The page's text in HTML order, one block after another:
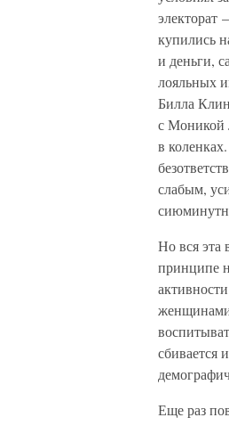
купились
и деньги,
лояльных
Билла
с Моникой
в
слабым,
Но вся эта
принципе
женщинами
сбивается
Еще раз